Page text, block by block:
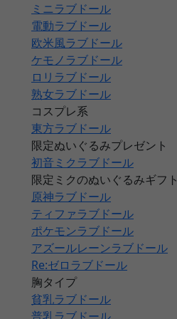
ミニラブドール
電動ラブドール
欧米風ラブドール
ケモノラブドール
ロリラブドール
熟女ラブドール
コスプレ系
東方ラブドール
限定ぬいぐるみプレゼント
初音ミクラブドール
限定ミクのぬいぐるみギフト
原神ラブドール
ティファラブドール
ポケモンラブドール
アズールレーンラブドール
Re:ゼロラブドール
胸タイプ
貧乳ラブドール